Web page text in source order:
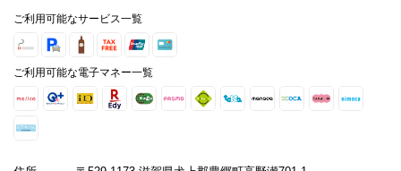
ご利用可能なサービス一覧
ご利用可能な電子マネー一覧